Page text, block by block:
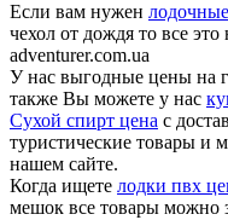
Если вам нужен
чехол от дождя то все
adventurer.com.ua
У нас выгодные цены на
также Вы можете у нас
Сухой спирт цена с
туристические товары и
нашем сайте.
Когда ищете лодки пвх
мешок все товары можно